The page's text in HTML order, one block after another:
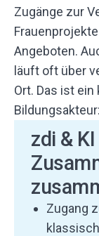
Zugänge zur
Angeboten.
läuft oft über
Ort. Das ist
zdi &
Zugang